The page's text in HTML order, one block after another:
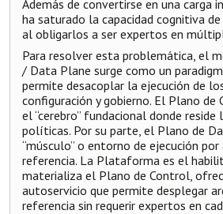
Además de convertirse en una carga
ha saturado la capacidad cognitiva
al obligarlos a ser expertos en
Para resolver esta problemática, el
/ Data Plane surge como un
permite desacoplar la ejecución de
configuración y gobierno. El Plano
el “cerebro” fundacional donde
políticas. Por su parte, el Plano de
“músculo” o entorno de ejecución
referencia. La Plataforma es el
materializa el Plano de Control,
autoservicio que permite desplegar
referencia sin requerir expertos en